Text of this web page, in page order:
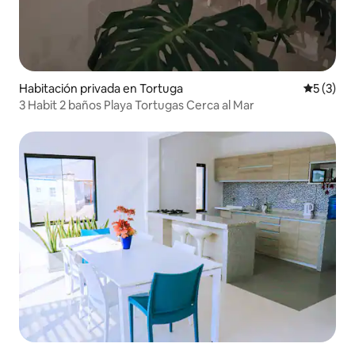
Habitación privada en Tortuga
5 (3)
3 Habit 2 baños Playa Tortugas Cerca al Mar